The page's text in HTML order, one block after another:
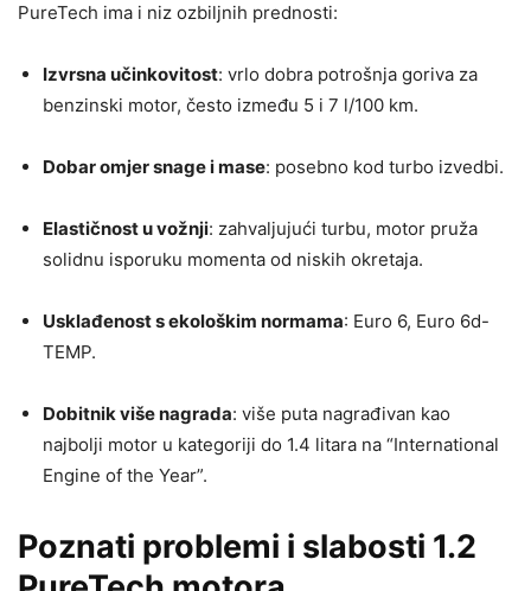
PureTech ima i niz ozbiljnih prednosti:
Izvrsna učinkovitost: vrlo dobra potrošnja goriva za
benzinski motor, često između 5 i 7 l/100 km.
Dobar omjer snage i mase: posebno kod turbo izvedbi.
Elastičnost u vožnji: zahvaljujući turbu, motor pruža
solidnu isporuku momenta od niskih okretaja.
Usklađenost s ekološkim normama: Euro 6, Euro 6d-
TEMP.
Dobitnik više nagrada: više puta nagrađivan kao
najbolji motor u kategoriji do 1.4 litara na “International
Engine of the Year”.
Poznati problemi i slabosti 1.2